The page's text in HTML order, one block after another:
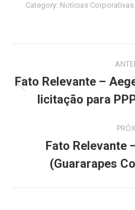
Category: Notícias Corporativas
de
post:
Fato Relevante –
licitação para
Fato Relevante
(Guararapes